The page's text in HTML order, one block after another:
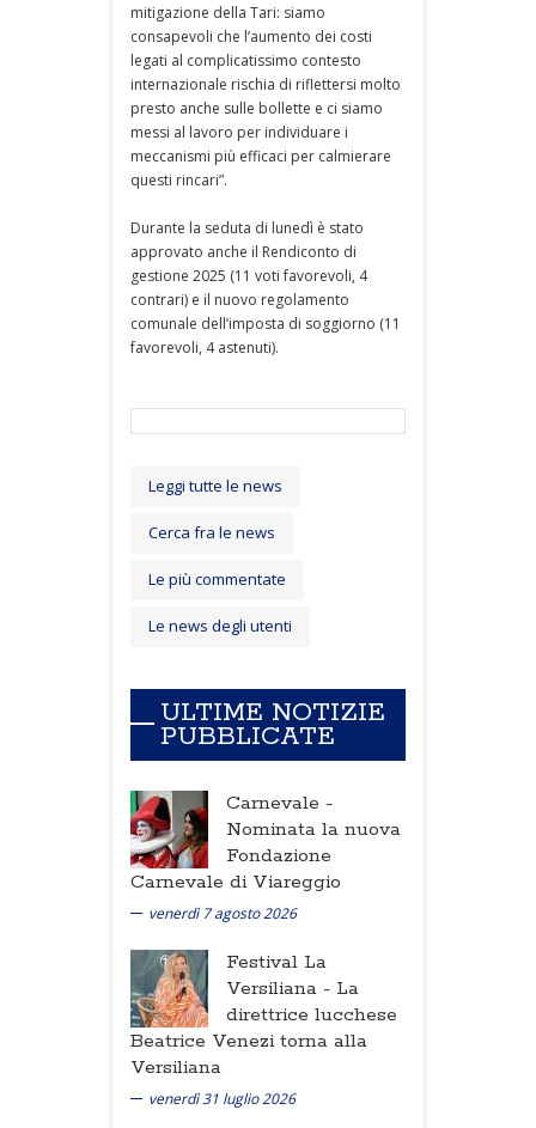
mitigazione della Tari: siamo
consapevoli che l’aumento dei costi
legati al complicatissimo contesto
internazionale rischia di riflettersi molto
presto anche sulle bollette e ci siamo
messi al lavoro per individuare i
meccanismi più efficaci per calmierare
questi rincari”.
Durante la seduta di lunedì è stato
approvato anche il Rendiconto di
gestione 2025 (11 voti favorevoli, 4
contrari) e il nuovo regolamento
comunale dell’imposta di soggiorno (11
favorevoli, 4 astenuti).
Leggi tutte le news
Cerca fra le news
Le più commentate
Le news degli utenti
ULTIME NOTIZIE
PUBBLICATE
Carnevale -
Nominata la nuova
Fondazione
Carnevale di Viareggio
venerdì 7 agosto 2026
Festival La
Versiliana - La
direttrice lucchese
Beatrice Venezi torna alla
Versiliana
venerdì 31 luglio 2026